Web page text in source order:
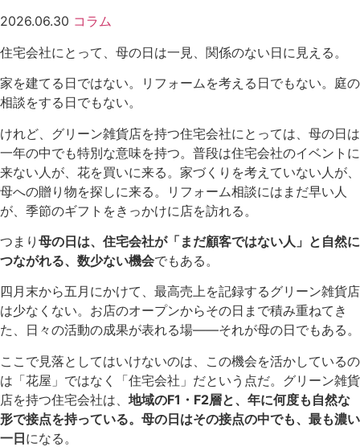
2026.06.30 コラム
住宅会社にとって、母の日は一見、関係のない日に見える。
家を建てる日ではない。リフォームを考える日でもない。庭の
相談をする日でもない。
けれど、グリーン雑貨店を持つ住宅会社にとっては、母の日は
一年の中でも特別な意味を持つ。普段は住宅会社のイベントに
来ない人が、花を買いに来る。家づくりを考えていない人が、
母への贈り物を探しに来る。リフォーム相談にはまだ早い人
が、季節のギフトをきっかけに店を訪れる。
つまり 母の日は、住宅会社が「まだ顧客ではない人」と自然に
つながれる、数少ない機会でもある。
四月末から五月にかけて、最高売上を記録するグリーン雑貨店
は少なくない。お店のオープンからその日まで積み重ねてき
た、日々の活動の成果が表れる場——それが母の日でもある。
ここで見落としてはいけないのは、この機会を活かしているの
は「花屋」ではなく「住宅会社」だという点だ。グリーン雑貨
店を持つ住宅会社は、 地域のF1・F2層と、年に何度も自然な
形で接点を持っている。母の日はその接点の中でも、最も濃い
一日になる。